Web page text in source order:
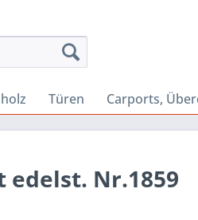
Türen Carports,
edelst. Nr.1859